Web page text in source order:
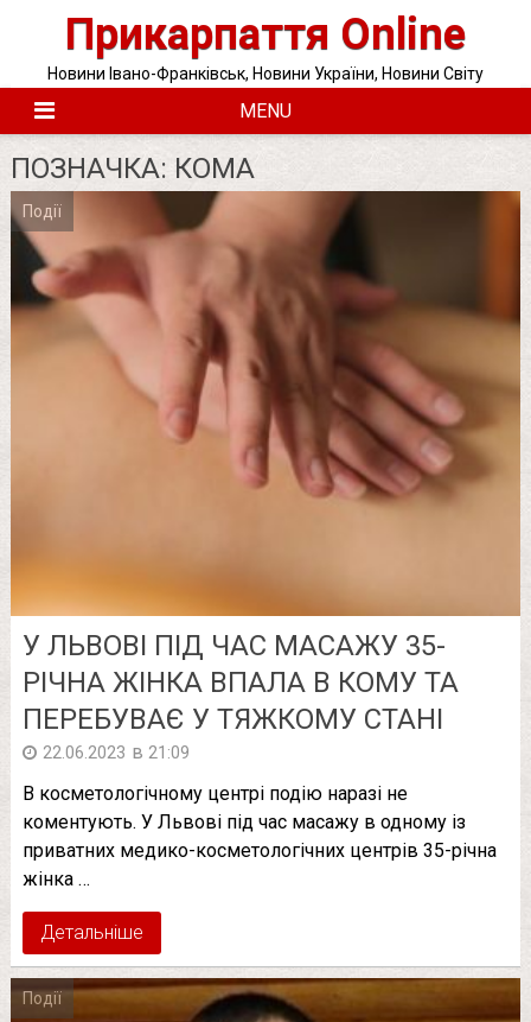
Прикарпаття Online
Новини Івано-Франківськ, Новини України, Новини Світу
MENU
ПОЗНАЧКА: КОМА
Події
У ЛЬВОВІ ПІД ЧАС МАСАЖУ 35-
РІЧНА ЖІНКА ВПАЛА В КОМУ ТА
ПЕРЕБУВАЄ У ТЯЖКОМУ СТАНІ
22.06.2023 в 21:09
В косметологічному центрі подію наразі не
коментують. У Львові під час масажу в одному із
приватних медико-косметологічних центрів 35-річна
жінка …
Детальніше
Події
Posts
pagination